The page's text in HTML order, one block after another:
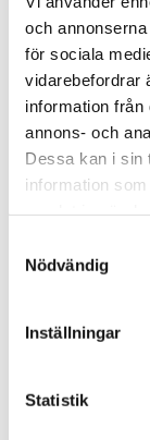
och
för sociala
vidarebefordrar
information från
annons- och
Dessa kan i sin
information
Nödvändig
Inställningar
Statistik
på
på upp
Fördel nr
Hög
av de högsta
mot